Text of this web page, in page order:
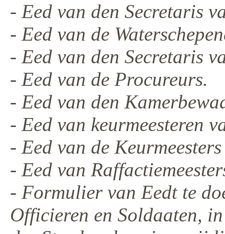
- Eed van den Secretaris
- Eed van de
- Eed van den Secretaris
- Eed van de Procureurs.
- Eed van den
- Eed van keurmeesteren
- Eed van de
- Eed van
- Formulier van Eedt te
Officieren en Soldaaten,